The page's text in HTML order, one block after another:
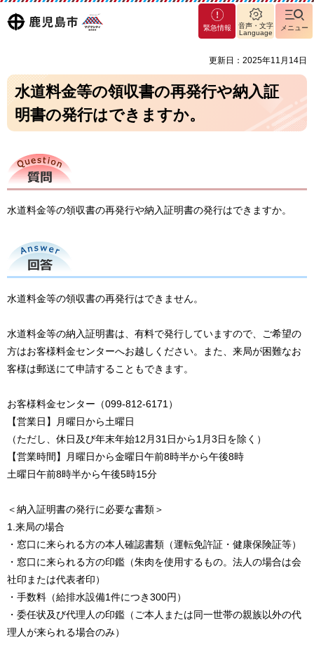
鹿児島
マグ
マシ
緊急情報
音声・文字
Language
メニュー
更新日：2025年11月14日
水道料金等の領収書の再発行や納入証
明書の発行はできますか。
質問
水道料金等の領収書の再発行や納入証明書の発行はできますか。
回答
水道料金等の領収書の再発行はできません。
水道料金等の納入証明書は、有料で発行していますので、ご希望の
方はお客様料金センターへお越しください。また、来局が困難なお
客様は郵送にて申請することもできます。
お客様料金センター（099-812-6171）
【営業日】月曜日から土曜日
（ただし、休日及び年末年始12月31日から1月3日を除く）
【営業時間】月曜日から金曜日午前8時半から午後8時
土曜日午前8時半から午後5時15分
＜納入証明書の発行に必要な書類＞
1.来局の場合
・窓口に来られる方の本人確認書類（運転免許証・健康保険証等）
・窓口に来られる方の印鑑（朱肉を使用するもの。法人の場合は会
社印または代表者印）
・手数料（給排水設備1件につき300円）
・委任状及び代理人の印鑑（ご本人または同一世帯の親族以外の代
理人が来られる場合のみ）